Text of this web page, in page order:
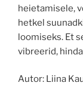
heietamisele,
hetkel
loomiseks. Et
vibreerid,
Autor: Liina